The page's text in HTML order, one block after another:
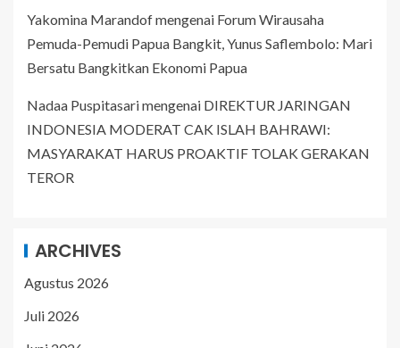
Yakomina Marandofmengenai Forum Wirausaha
Pemuda-Pemudi Papua Bangkit, Yunus Saflembolo: Mari
Bersatu Bangkitkan Ekonomi Papua
Nadaa Puspitasarimengenai DIREKTUR JARINGAN
INDONESIA MODERAT CAK ISLAH BAHRAWI:
MASYARAKAT HARUS PROAKTIF TOLAK GERAKAN
TEROR
ARCHIVES
Agustus 2026
Juli 2026